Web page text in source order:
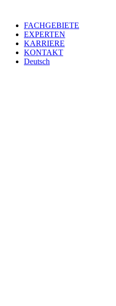
springenFACHGEBIETE
EXPERTEN
KARRIERE
KONTAKT
Deutsch